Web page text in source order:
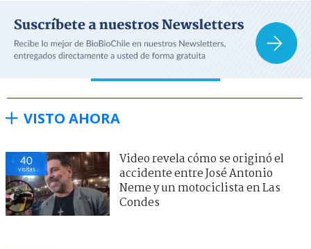
VISTO AHORA
40
visitas
Video revela cómo se originó el
accidente entre José Antonio
Neme y un motociclista en Las
Condes